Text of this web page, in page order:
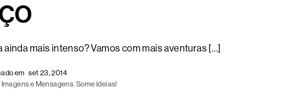
mais intenso? Vamos com mais aventuras […]
em set 23, 2014
Imagens e Mensagens, Some Ideias!